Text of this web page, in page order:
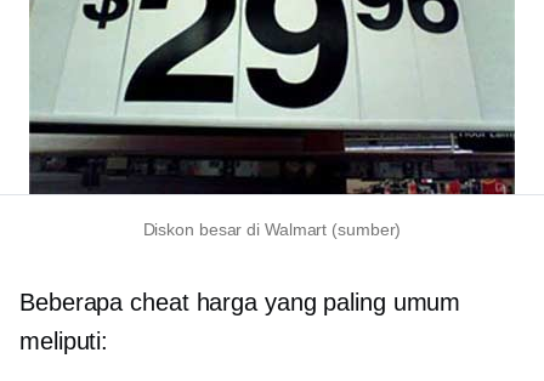
Diskon besar di Walmart (sumber)
Beberapa cheat harga yang paling umum
meliputi: